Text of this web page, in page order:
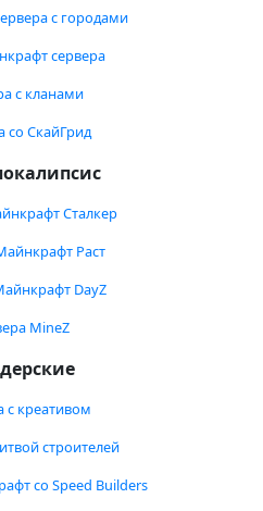
с городами
сервера
с кланами
со СкайГрид
Сталкер
Раст
DayZ
MineZ
с креативом
строителей
со Speed Builders